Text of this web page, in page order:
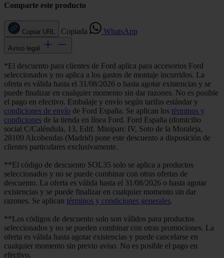
Comparte este producto
Copiar URL Copiada WhatsApp
Aviso legal
*El descuento para clientes de Ford aplica para accesorios Ford
seleccionados y no aplica a los gastos de montaje incurridos. La
oferta es válida hasta el 31/08/2026 o hasta agotar existencias y se
puede finalizar en cualquier momento sin dar razones. No es posible
el pago en efectivo. Embalaje y envío según tarifas estándar y
condiciones de envío de Ford España. Se aplican los términos y
condiciones de la tienda en línea Ford. Ford España (domicilio
social C/Caléndula, 13, Edif. Miniparc IV, Soto de la Moraleja,
28109 Alcobendas (Madrid) pone este descuento a disposición de
clientes particulares exclusivamente.
**El código de descuento SOL35 solo se aplica a productos
seleccionados y no se puede combinar con otras ofertas de
descuento. La oferta es válida hasta el 31/08/2026 o hasta agotar
existencias y se puede finalizar en cualquier momento sin dar
razones. Se aplican términos y condiciones generales.
**Los códigos de descuento solo son válidos para productos
seleccionados y no se pueden combinar con otras promociones. La
oferta es válida hasta agotar existencias y puede cancelarse en
cualquier momento sin previo aviso. No es posible el pago en
efectivo.